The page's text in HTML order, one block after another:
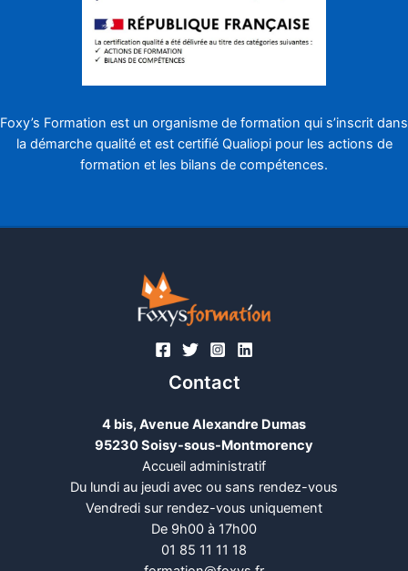
Foxy’s Formation est un organisme de formation qui s’inscrit dans
la démarche qualité et est certifié Qualiopipour les actions de
formation et les bilans de compétences.
Contact
4 bis, Avenue Alexandre Dumas
95230 Soisy-sous-Montmorency
Accueil administratif
Du lundi au jeudi avec ou sans rendez-vous
Vendredi sur rendez-vous uniquement
De 9h00 à 17h00
01 85 11 11 18​